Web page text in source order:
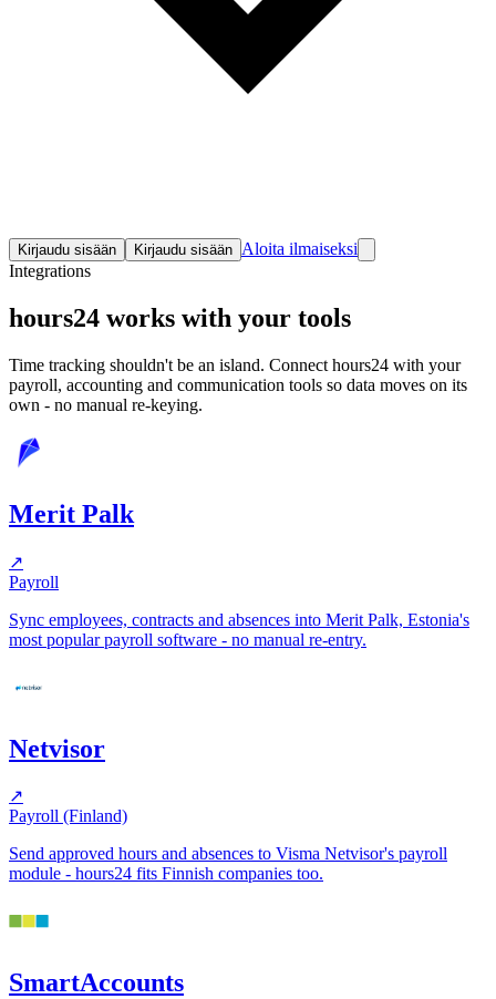
Kirjaudu sisään Kirjaudu sisään Aloita ilmaiseksi
Integrations
hours24 works with your tools
Time tracking shouldn't be an island. Connect hours24 with your
payroll, accounting and communication tools so data moves on its
own - no manual re-keying.
Merit Palk
↗
Payroll
Sync employees, contracts and absences into Merit Palk, Estonia's
most popular payroll software - no manual re-entry.
Netvisor
↗
Payroll (Finland)
Send approved hours and absences to Visma Netvisor's payroll
module - hours24 fits Finnish companies too.
SmartAccounts